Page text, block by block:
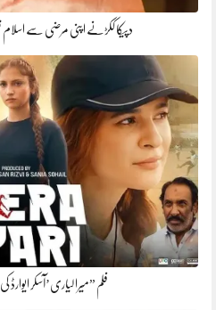
دپیکا ککڑنے اپنی مرضی سے اسلام
فلم ”میرا لیاری’آسکر ایوارڈ